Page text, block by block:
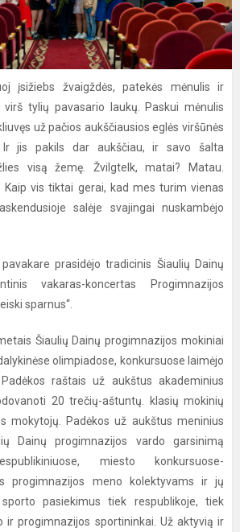
įsižiebs žvaigždės, patekės mėnulis ir
virš tylių pavasario laukų. Paskui mėnulis
už pačios aukščiausios eglės viršūnės
jis pakils dar aukščiau, ir savo šalta
visą žemę. Žvilgtelk, matai? Matau.
Kaip vis tiktai gerai, kad mes turim vienas
salėje svajingai nuskambėjo
prasidėjo tradicinis Šiaulių Dainų
vakaras-koncertas Progimnazijos
sparnus“.
Šiaulių Dainų progimnazijos mokiniai
olimpiadose, konkursuose laimėjo
raštais už aukštus akademinius
20 trečių-aštuntų. klasių mokinių
mokytojų. Padėkos už aukštus meninius
Dainų progimnazijos vardo garsinimą
miesto konkursuose-
progimnazijos meno kolektyvams ir jų
pasiekimus tiek respublikoje, tiek
ir progimnazijos sportininkai. Už aktyvią ir